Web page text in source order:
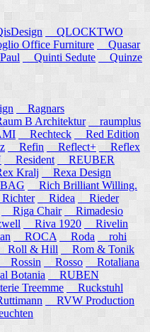
QLOCKTWO
Office Furniture
Quasar
Quinti Sedute
Quinze
Ragnars
B Architektur raumplus
Rechteck
Red Edition
Refin Reflect+
Reflex
Resident
REUBER
Kralj
Rexa Design
Rich Brilliant Willing.
Ridea
Rieder
Riga Chair
Rimadesio
Riva 1920
Rivelin
ROCA Roda
rohi
Roll & Hill
Rom & Tonik
Rossin Rosso
Rotaliana
Botania
RUBEN
Treemme
Ruckstuhl
RVW Production